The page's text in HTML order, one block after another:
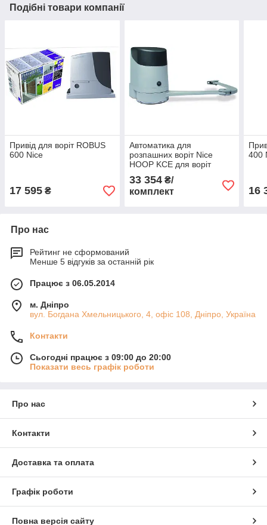
Подібні товари компанії
Привід для воріт ROBUS
600 Nice
17 595 ₴
Автоматика для
розпашних воріт Nice
HOOP KCE для воріт
вагою до 500 кг
33 354₴/
комплект
400
16
Про нас
Рейтинг не сформований
Менше 5 відгуків за останній рік
Працює з 06.05.2014
м. Дніпро
вул. Богдана Хмельницького, 4, офіс 108, Дніпро, Україна
Контакти
Сьогодні працює з 09:00 до 20:00
Показати весь графік роботи
Про нас
Контакти
Доставка та оплата
Графік роботи
Повна версія сайту